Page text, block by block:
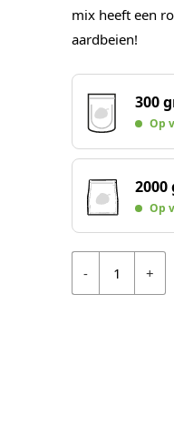
300
Op
2000
Op
- +
mix heeft een
aardbeien!